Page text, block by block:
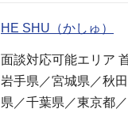
HE SHU（かしゅ）
面談対応可能エリア
岩手県／宮城県／秋
県／千葉県／東京都